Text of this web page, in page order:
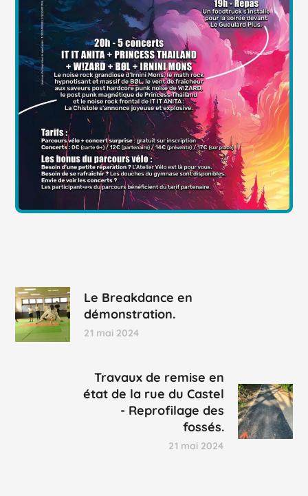
Le Breakdance en
démonstration.
21 mai 2024
Travaux de remise en
état de la rue du Castel
- Reprofilage des
fossés.
21 mai 2024